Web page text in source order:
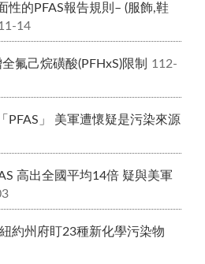
性的PFAS報告規則– (服飾,鞋
14
氟己烷磺酸(PFHxS)限制
112-
PFAS」 美軍遭懷疑是污染來源
高出全國平均14倍 疑與美軍
約州府盯23種新化學污染物